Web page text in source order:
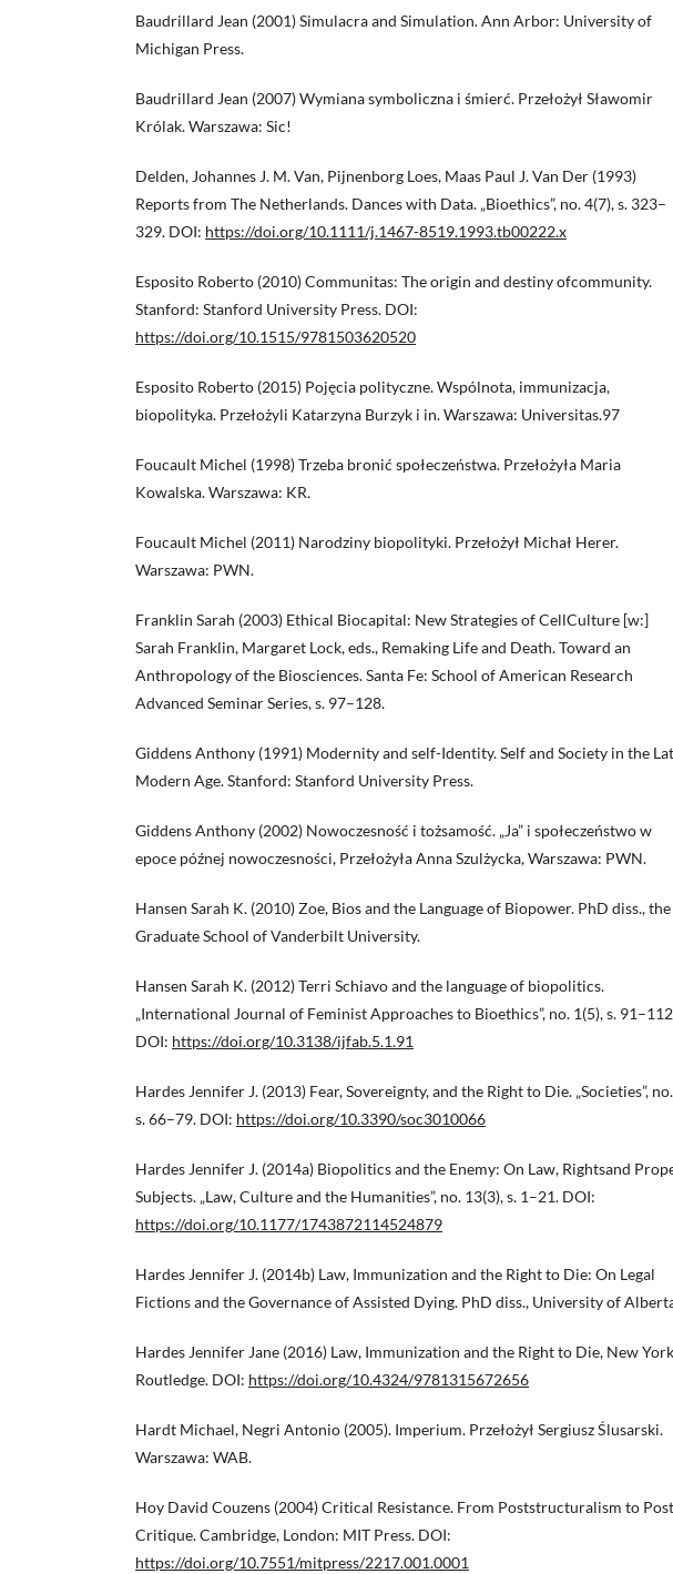
Baudrillard Jean (2001) Simulacra and Simulation. Ann Arbor: University of
Michigan Press.
Baudrillard Jean (2007) Wymiana symboliczna i śmierć. Przełożył Sławomir
Królak. Warszawa: Sic!
Delden, Johannes J. M. Van, Pijnenborg Loes, Maas Paul J. Van Der (1993)
Reports from The Netherlands. Dances with Data. „Bioethics”, no. 4(7), s. 323–
329. DOI: https://doi.org/10.1111/j.1467-8519.1993.tb00222.x
Esposito Roberto (2010) Communitas: The origin and destiny ofcommunity.
Stanford: Stanford University Press. DOI:
https://doi.org/10.1515/9781503620520
Esposito Roberto (2015) Pojęcia polityczne. Wspólnota, immunizacja,
biopolityka. Przełożyli Katarzyna Burzyk i in. Warszawa: Universitas.97
Foucault Michel (1998) Trzeba bronić społeczeństwa. Przełożyła Maria
Kowalska. Warszawa: KR.
Foucault Michel (2011) Narodziny biopolityki. Przełożył Michał Herer.
Warszawa: PWN.
Franklin Sarah (2003) Ethical Biocapital: New Strategies of CellCulture [w:]
Sarah Franklin, Margaret Lock, eds., Remaking Life and Death. Toward an
Anthropology of the Biosciences. Santa Fe: School of American Research
Advanced Seminar Series, s. 97–128.
Giddens Anthony (1991) Modernity and self-Identity. Self and Society in the
Modern Age. Stanford: Stanford University Press.
Giddens Anthony (2002) Nowoczesność i tożsamość. „Ja” i społeczeństwo w
epoce późnej nowoczesności, Przełożyła Anna Szulżycka, Warszawa: PWN.
Hansen Sarah K. (2010) Zoe, Bios and the Language of Biopower. PhD diss., the
Graduate School of Vanderbilt University.
Hansen Sarah K. (2012) Terri Schiavo and the language of biopolitics.
„International Journal of Feminist Approaches to Bioethics”, no. 1(5), s.
DOI: https://doi.org/10.3138/ijfab.5.1.91
Hardes Jennifer J. (2013) Fear, Sovereignty, and the Right to Die. „Societies”,
s. 66–79. DOI: https://doi.org/10.3390/soc3010066
Hardes Jennifer J. (2014a) Biopolitics and the Enemy: On Law, Rightsand
Subjects. „Law, Culture and the Humanities”, no. 13(3), s. 1–21. DOI:
https://doi.org/10.1177/1743872114524879
Hardes Jennifer J. (2014b) Law, Immunization and the Right to Die: On Legal
Fictions and the Governance of Assisted Dying. PhD diss., University of
Hardes Jennifer Jane (2016) Law, Immunization and the Right to Die, New
Routledge. DOI: https://doi.org/10.4324/9781315672656
Hardt Michael, Negri Antonio (2005). Imperium. Przełożył Sergiusz Ślusarski.
Warszawa: WAB.
Hoy David Couzens (2004) Critical Resistance. From Poststructuralism to
Critique. Cambridge, London: MIT Press. DOI:
https://doi.org/10.7551/mitpress/2217.001.0001